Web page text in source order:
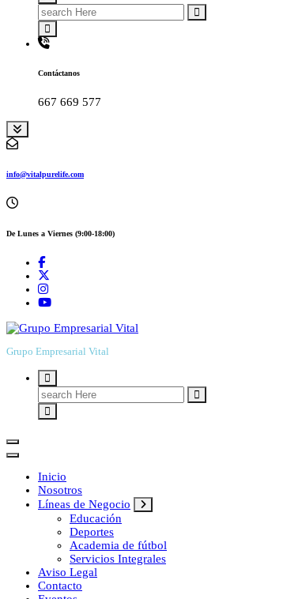
Search
for:
Contáctanos
667 669 577
info@vitalpurelife.com
De Lunes a Viernes (9:00-18:00)
Grupo Empresarial Vital
Search
for:
Inicio
Nosotros
Líneas de Negocio
Educación
Deportes
Academia de fútbol
Servicios Integrales
Aviso Legal
Contacto